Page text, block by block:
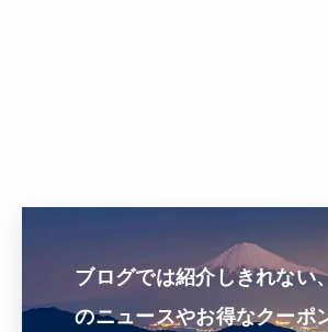
ブログでは紹介しきれない
のニュースやお得なクーポ